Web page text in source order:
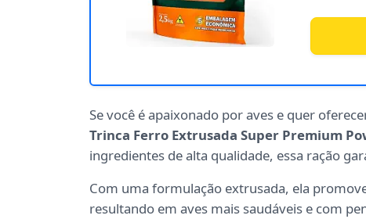
Se você é apaixonado por aves e quer
Trinca Ferro Extrusada Super Premium
ingredientes de alta qualidade, essa ração
Com uma formulação extrusada, ela
resultando em aves mais saudáveis e com